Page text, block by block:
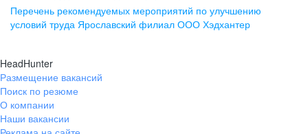
помещение 15
+7 843 212-12-50
Екатеринбург
ул. Боевых Дружин, стр. 20,
Перечень рекомендуемых мероприятий по улучшению
условий труда Ярославский филиал ООО Хэдхантер
HeadHunter
Размещение вакансий
Поиск по резюме
О компании
Наши вакансии